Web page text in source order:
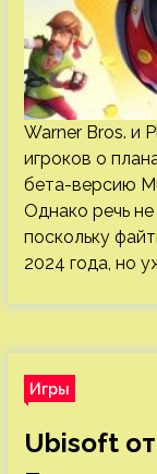
Warner Bros. и
игроков о
бета-версию
Однако речь
поскольку
2024 года, но
Игры
Ubisoft